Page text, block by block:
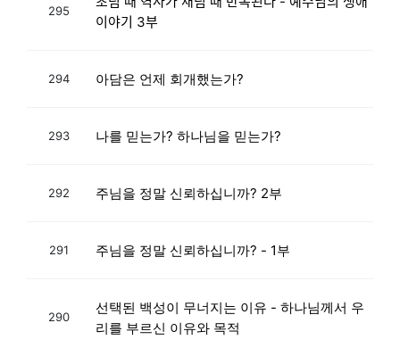
295
이야기 3부
294 아담은 언제 회개했는가?
293 나를 믿는가? 하나님을 믿는가?
292 주님을 정말 신뢰하십니까? 2부
291 주님을 정말 신뢰하십니까? - 1부
290
선택된 백성이 무너지는 이유 - 하나님께서 우
리를 부르신 이유와 목적